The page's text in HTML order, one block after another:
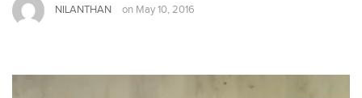
NILANTHAN on May 10, 2016